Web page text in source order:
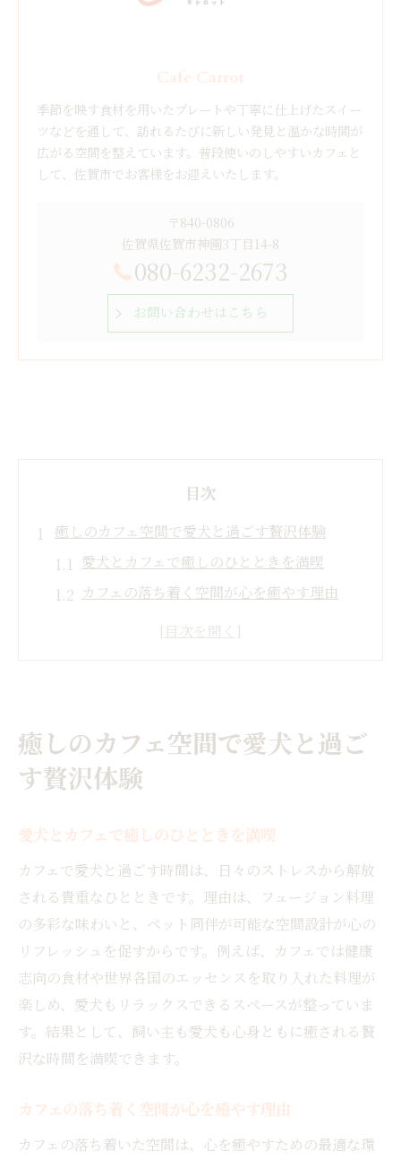
Cafe Carrot
季節を映す食材を用いたプレートや丁寧に仕上げたスイー
ツなどを通して、訪れるたびに新しい発見と温かな時間が
広がる空間を整えています。普段使いのしやすいカフェと
して、佐賀市でお客様をお迎えいたします。
〒840-0806
佐賀県佐賀市神園3丁目14-8
080-6232-2673
お問い合わせはこちら
目次
癒しのカフェ空間で愛犬と過ごす贅沢体験
愛犬とカフェで癒しのひとときを満喫
カフェの落ち着く空間が心を癒やす理由
カフェ選びで重視したい愛犬同伴の快適さ
フュージョン料理が楽しめるカフェの魅力発見
カフェで味わう独自のフュージョン料理体
カフェメニューに見る多彩なフュージョン
カフェのフュージョン料理が話題を集める
理由
カフェで楽しむ新感覚の料理の特徴と魅力
カフェ好きが注目するフュージョンメニュ
ーの魅力
愛犬同伴ならカフェで味わう特別なランチ時間
愛犬と一緒に楽しむカフェの特別ランチ体
カフェで過ごす愛犬とのランチが人気の理
由
癒しのカフェ空間で愛犬と過ご
す贅沢体験
愛犬とカフェで癒しのひとときを満喫
カフェで愛犬と過ごす時間は、日々のストレスから解放
される貴重なひとときです。理由は、フュージョン料理
の多彩な味わいと、ペット同伴が可能な空間設計が心の
リフレッシュを促すからです。例えば、カフェでは健康
志向の食材や世界各国のエッセンスを取り入れた料理が
楽しめ、愛犬もリラックスできるスペースが整っていま
す。結果として、飼い主も愛犬も心身ともに癒される贅
沢な時間を満喫できます。
カフェの落ち着く空間が心を癒やす理由
カフェの落ち着いた空間は、心を癒やすための最適な環